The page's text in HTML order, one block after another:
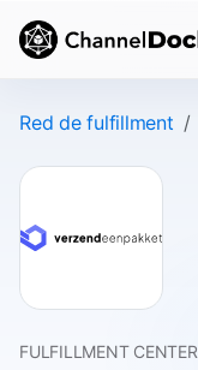
Red de fulfillment
FULFILLMENT CENTER